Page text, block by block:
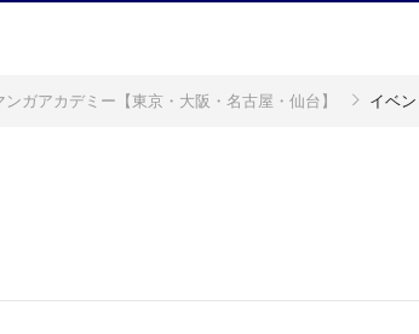
ガアカデミー【東京・大阪・名古屋・仙台】 イベン